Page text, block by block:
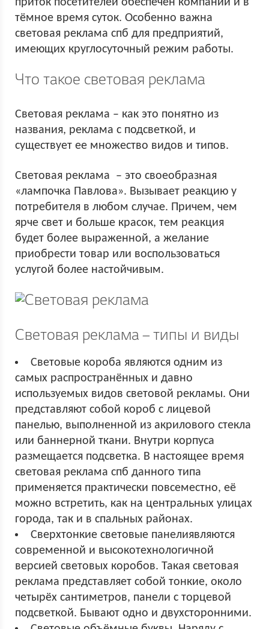
приток посетителей обеспечен компании и в
тёмное время суток. Особенно важна
световая реклама спб для предприятий,
имеющих круглосуточный режим работы.
Что такое световая реклама
Световая реклама – как это понятно из
названия, реклама с подсветкой, и
существует ее множество видов и типов.
Световая реклама – это своеобразная
«лампочка Павлова». Вызывает реакцию у
потребителя в любом случае. Причем, чем
ярче свет и больше красок, тем реакция
будет более выраженной, а желание
приобрести товар или воспользоваться
услугой более настойчивым.
Световая реклама – типы и виды
Световые короба являются одним из
самых распространённых и давно
используемых видов световой рекламы. Они
представляют собой короб с лицевой
панелью, выполненной из акрилового стекла
или баннерной ткани. Внутри корпуса
размещается подсветка. В настоящее время
световая реклама спб данного типа
применяется практически повсеместно, её
можно встретить, как на центральных улицах
города, так и в спальных районах.
Сверхтонкие световые панелиявляются
современной и высокотехнологичной
версией световых коробов. Такая световая
реклама представляет собой тонкие, около
четырёх сантиметров, панели с торцевой
подсветкой. Бывают одно и двухсторонними.